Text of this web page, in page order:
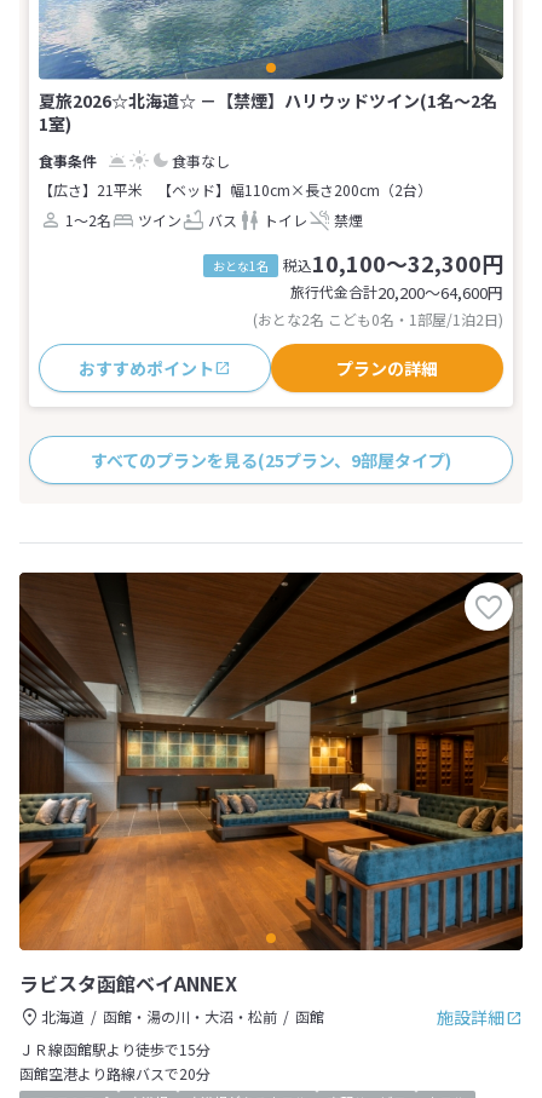
夏旅2026☆北海道☆ －【禁煙】ハリウッドツイン(1名～2名
1室)
食事なし
【広さ】21平米
【ベッド】幅110cm×長さ200cm（2台）
1～2名
ツイン バス トイレ 禁煙
おとな1名 税込10,100～32,300円
旅行代金合計20,200〜64,600円
(おとな2名 こども0名・1部屋/1泊2日)
おすすめポイント プランの詳細
すべてのプランを見る(25プラン、9部屋タイプ)
ラビスタ函館ベイANNEX
施設詳細
北海道 函館・湯の川・大沼・松前
函館
ＪＲ線函館駅より徒歩で15分
函館空港より路線バスで20分